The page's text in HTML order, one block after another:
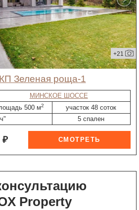
+21
КП Зеленая роща-1
МИНСКОЕ ШОССЕ
500 м2
участок 48 соток
5 спален
₽
Property